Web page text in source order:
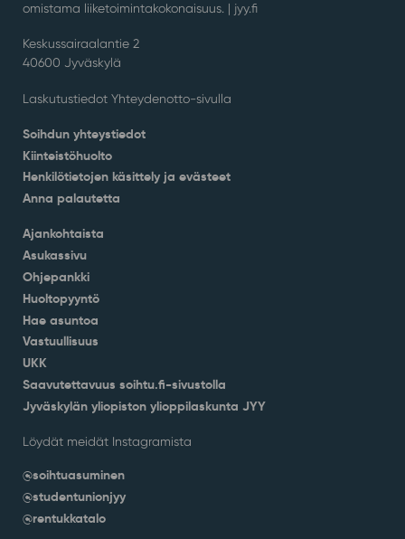
omistama liiketoimintakokonaisuus. | jyy.fi
Keskussairaalantie 2
40600 Jyväskylä
Laskutustiedot Yhteydenotto-sivulla
Soihdun yhteystiedot
Kiinteistöhuolto
Henkilötietojen käsittely ja evästeet
Anna palautetta
Ajankohtaista
Asukassivu
Ohjepankki
Huoltopyyntö
Hae asuntoa
Vastuullisuus
UKK
Saavutettavuus soihtu.fi-sivustolla
Jyväskylän yliopiston ylioppilaskunta JYY
Löydät meidät Instagramista
@soihtuasuminen
@studentunionjyy
@rentukkatalo